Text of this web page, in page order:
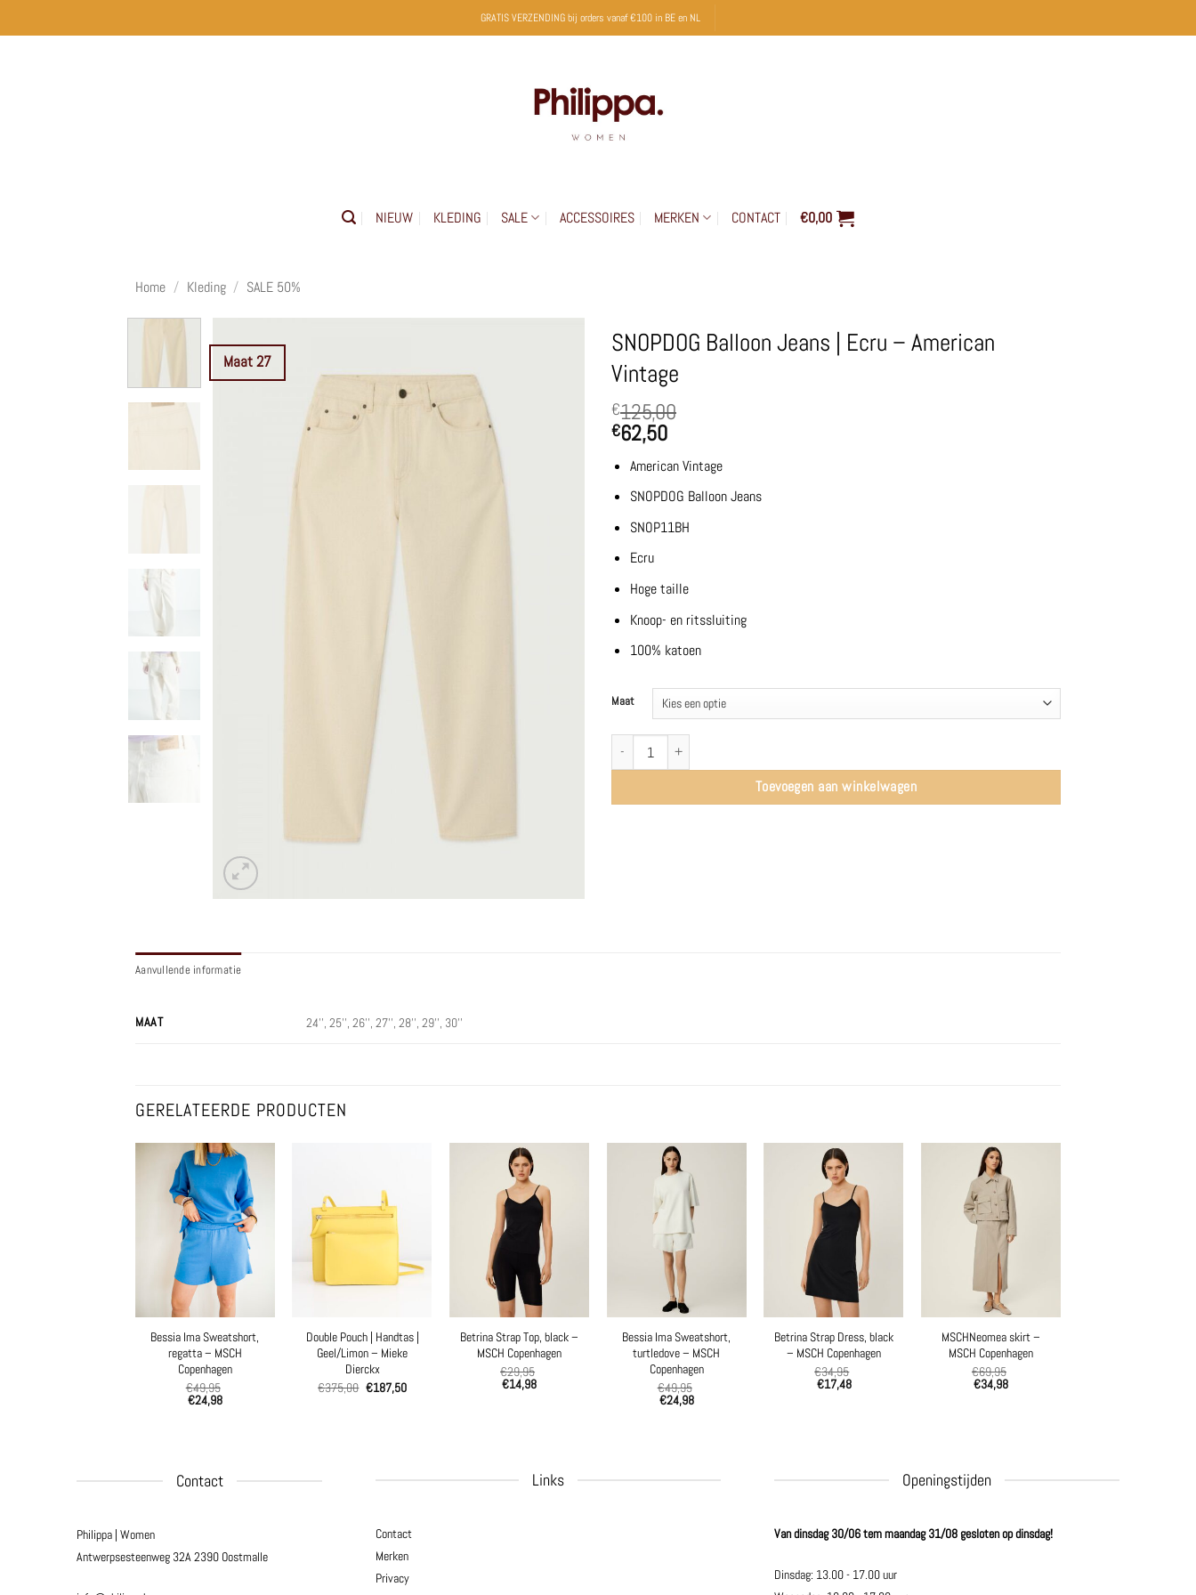
naar
GRATIS VERZENDING bij orders vanaf €100 in BE en NL
NIEUW KLEDING SALE ACCESSOIRES MERKEN CONTACT €0,00
Home / Kleding / SALE 50%
Maat 27
SNOPDOG Balloon Jeans | Ecru – American
Vintage
€125,00
€62,50
American Vintage
SNOPDOG Balloon Jeans
SNOP11BH
Ecru
Hoge taille
Knoop- en ritssluiting
100% katoen
Maat
SNOPDOG Balloon Jeans | Ecru - American Vintage aantal
Toevoegen aan winkelwagen
Aanvullende informatie
MAAT 24'', 25'', 26'', 27'', 28'', 29'', 30''
GERELATEERDE PRODUCTEN
Bessia Ima Sweatshort,
regatta – MSCH
Copenhagen
€49,95
€24,98
Double Pouch | Handtas |
Geel/Limon – Mieke
Dierckx
€375,00 €187,50
Betrina Strap Top, black –
MSCH Copenhagen
€29,95
€14,98
Bessia Ima Sweatshort,
turtledove – MSCH
Copenhagen
€49,95
€24,98
Betrina Strap Dress, black
– MSCH Copenhagen
€34,95
€17,48
MSCHNeomea skirt –
MSCH Copenhagen
€69,95
€34,98
Contact
Philippa | Women
Antwerpsesteenweg 32A2390 Oostmalle
Links
Contact
Merken
Privacy
Openingstijden
Van dinsdag 30/06 tem maandag 31/08 gesloten op dinsdag!
Dinsdag: 13.00 - 17.00 uur